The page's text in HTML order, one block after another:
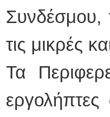
Συνδέσμου,
τις μικρές
Τα